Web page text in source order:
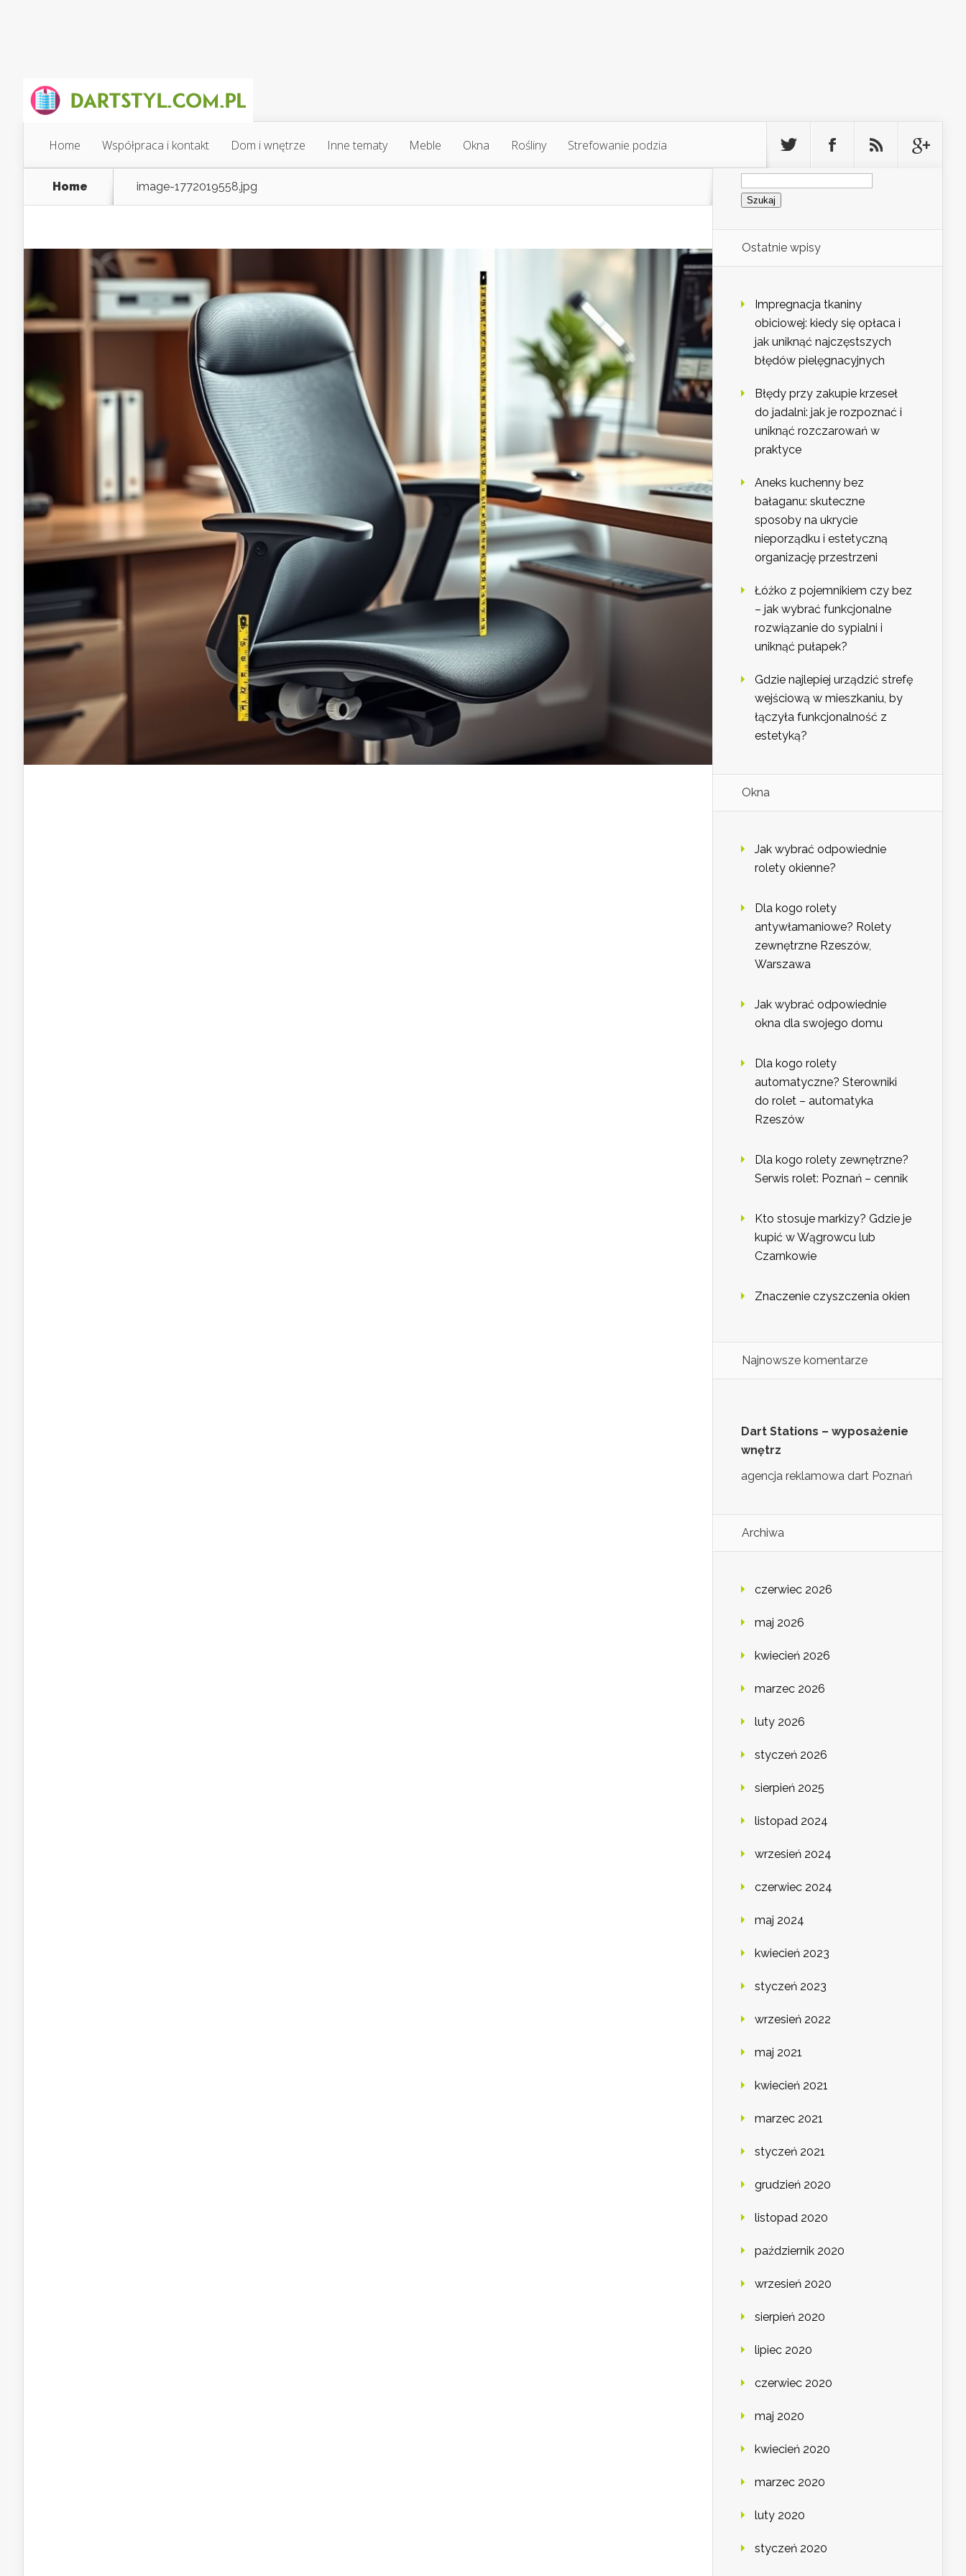
Home Współpraca i kontakt Dom i wnętrze Inne tematy Meble Okna Rośliny Strefowanie podzia
Home image-1772019558.jpg
Szukaj:
Ostatnie wpisy
Impregnacja tkaniny
obiciowej: kiedy się opłaca i
jak uniknąć najczęstszych
błędów pielęgnacyjnych
Błędy przy zakupie krzeseł
do jadalni: jak je rozpoznać i
uniknąć rozczarowań w
praktyce
Aneks kuchenny bez
bałaganu: skuteczne
sposoby na ukrycie
nieporządku i estetyczną
organizację przestrzeni
Łóżko z pojemnikiem czy bez
– jak wybrać funkcjonalne
rozwiązanie do sypialni i
uniknąć pułapek?
Gdzie najlepiej urządzić strefę
wejściową w mieszkaniu, by
łączyła funkcjonalność z
estetyką?
Okna
Jak wybrać odpowiednie
rolety okienne?
Dla kogo rolety
antywłamaniowe? Rolety
zewnętrzne Rzeszów,
Warszawa
Jak wybrać odpowiednie
okna dla swojego domu
Dla kogo rolety
automatyczne? Sterowniki
do rolet – automatyka
Rzeszów
Dla kogo rolety zewnętrzne?
Serwis rolet: Poznań – cennik
Kto stosuje markizy? Gdzie je
kupić w Wągrowcu lub
Czarnkowie
Znaczenie czyszczenia okien
Najnowsze komentarze
Dart Stations – wyposażenie
wnętrz
agencja reklamowa dart Poznań
Archiwa
czerwiec 2026
maj 2026
kwiecień 2026
marzec 2026
luty 2026
styczeń 2026
sierpień 2025
listopad 2024
wrzesień 2024
czerwiec 2024
maj 2024
kwiecień 2023
styczeń 2023
wrzesień 2022
maj 2021
kwiecień 2021
marzec 2021
styczeń 2021
grudzień 2020
listopad 2020
październik 2020
wrzesień 2020
sierpień 2020
lipiec 2020
czerwiec 2020
maj 2020
kwiecień 2020
marzec 2020
luty 2020
styczeń 2020